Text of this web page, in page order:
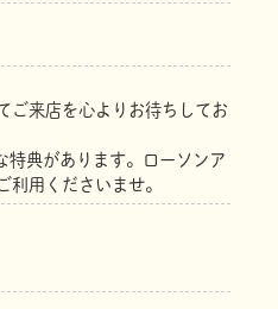
ご来店を心よりお待ちしてお
典があります。ローソンア
利用くださいませ。